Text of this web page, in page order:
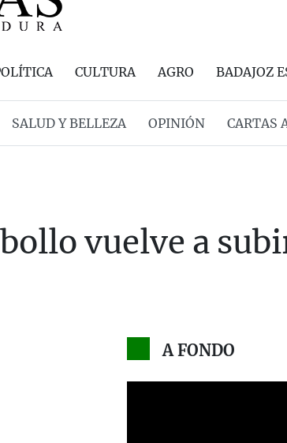
CULTURA AGRO BADAJOZ
SALUD Y BELLEZA OPINIÓN CARTAS
vuelve a
A FONDO